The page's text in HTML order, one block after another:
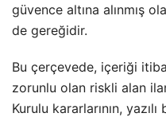
güvence altına alınmış
de gereğidir.
Bu çerçevede, içeriği
zorunlu olan riskli alan
Kurulu kararlarının,